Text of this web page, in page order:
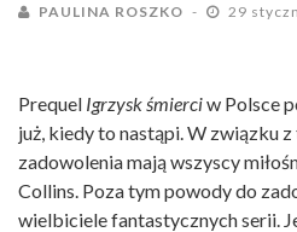
PAULINA ROSZKO 29
Prequel Igrzysk śmierciw Polsce
już, kiedy to nastąpi. W związku
zadowolenia mają wszyscy
Collins. Poza tym powody do
wielbiciele fantastycznych serii.